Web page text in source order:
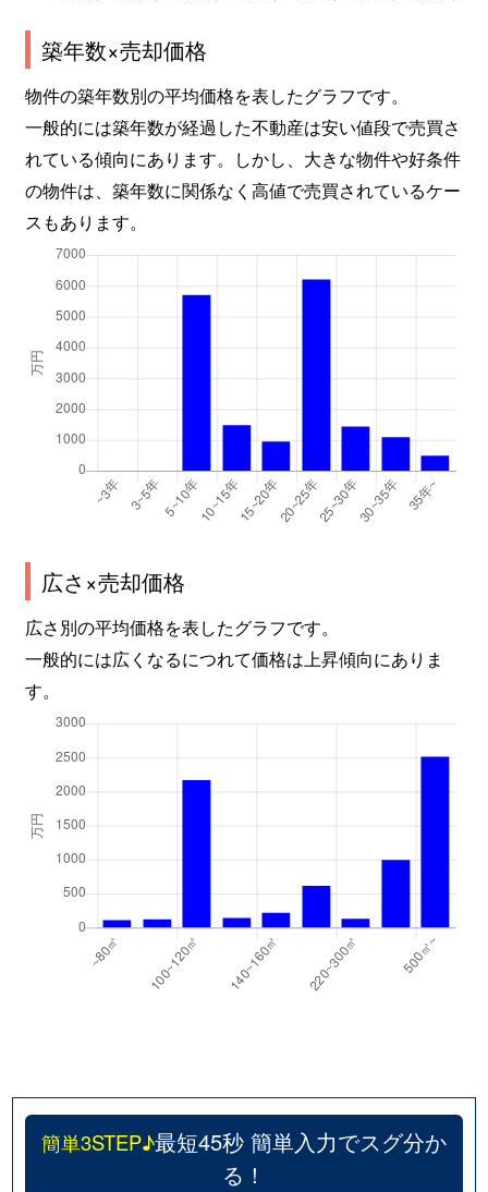
築年数×売却価格
物件の築年数別の平均価格を表したグラフです。
一般的には築年数が経過した不動産は安い値段で売買さ
れている傾向にあります。しかし、大きな物件や好条件
の物件は、築年数に関係なく高値で売買されているケー
スもあります。
広さ×売却価格
広さ別の平均価格を表したグラフです。
一般的には広くなるにつれて価格は上昇傾向にありま
す。
簡単3STEP♪最短45秒 簡単入力でスグ分か
る！